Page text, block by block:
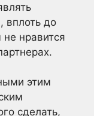
вплоть до
нравится
этим
сделать,